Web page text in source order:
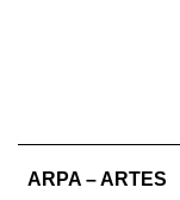
ARPA – ARTES